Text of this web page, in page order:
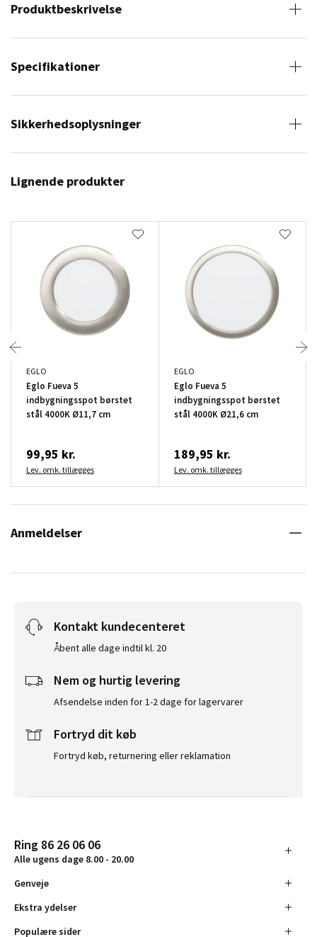
Produktbeskrivelse
Specifikationer
Sikkerhedsoplysninger
Lignende produkter
EGLO
Eglo Fueva 5
indbygningsspot børstet
stål 4000K Ø11,7 cm
99,95 kr.
Lev. omk. tillægges
EGLO
Eglo Fueva 5
indbygningsspot børstet
stål 4000K Ø21,6 cm
189,95 kr.
Lev. omk. tillægges
Anmeldelser
Kontakt kundecenteret
Åbent alle dage indtil kl. 20
Nem og hurtig levering
Afsendelse inden for 1-2 dage for lagervarer
Fortryd dit køb
Fortryd køb, returnering eller reklamation
Ring 86 26 06 06
Alle ugens dage 8.00 - 20.00
Genveje
Ekstra ydelser
Populære sider